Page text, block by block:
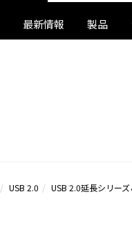
最新情報 製品
USB 2.0 USB 2.0延長シリー